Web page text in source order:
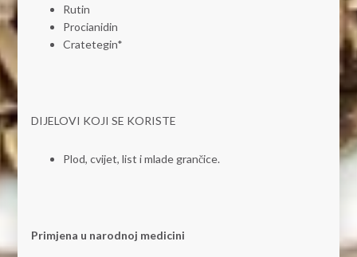
Rutin
Procianidin
Cratetegin*
DIJELOVI KOJI SE KORISTE
Plod, cvijet, list i mlade grančice.
Primjena u narodnoj medicini